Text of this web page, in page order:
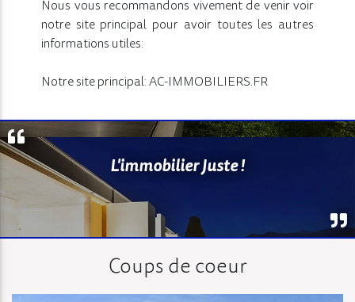
Nous vous recommandons vivement de venir voir
notre site principal pour avoir toutes les autres
informations utiles:
Notre site principal: AC-IMMOBILIERS.FR
L'immobilier Juste !
Coups de coeur